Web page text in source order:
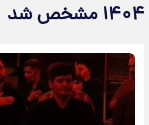
۱۴۰۴ مشخص شد